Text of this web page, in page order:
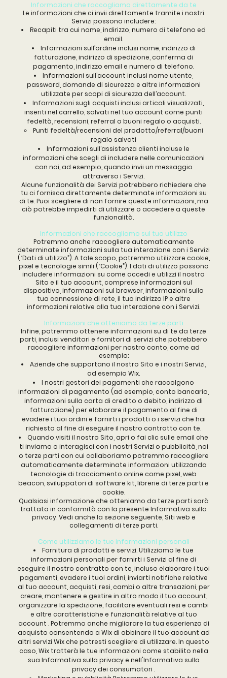
Informazioni che raccogliamo direttamente da te
Le informazioni che ci invii direttamente tramite i nostri
Servizi possono includere:
Recapiti tra cui nome, indirizzo, numero di telefono ed
email.
Informazioni sull’ordine inclusi nome, indirizzo di
fatturazione, indirizzo di spedizione, conferma di
pagamento, indirizzo email e numero di telefono.
Informazioni sull’account inclusi nome utente,
password, domande di sicurezza e altre informazioni
utilizzate per scopi di sicurezza dell’account.
Informazioni sugli acquisti inclusi articoli visualizzati,
inseriti nel carrello, salvati nel tuo account come punti
fedeltà, recensioni, referral o buoni regalo o acquisti.
Punti fedeltà/recensioni del prodotto/referral/buoni
regalo salvati
Informazioni sull’assistenza clienti incluse le
informazioni che scegli di includere nelle comunicazioni
con noi, ad esempio, quando invii un messaggio
attraverso i Servizi.
Alcune funzionalità dei Servizi potrebbero richiedere che
tu ci fornisca direttamente determinate informazioni su
di te. Puoi scegliere di non fornire queste informazioni, ma
ciò potrebbe impedirti di utilizzare o accedere a queste
funzionalità.
Informazioni che raccogliamo sul tuo utilizzo
Potremmo anche raccogliere automaticamente
determinate informazioni sulla tua interazione con i Servizi
(“Dati di utilizzo”). A tale scopo, potremmo utilizzare cookie,
pixel e tecnologie simili (“Cookie”). I dati di utilizzo possono
includere informazioni su come accedi e utilizzi il nostro
Sito e il tuo account, comprese informazioni sul
dispositivo, informazioni sul browser, informazioni sulla
tua connessione di rete, il tuo indirizzo IP e altre
informazioni relative alla tua interazione con i Servizi.
Informazioni che otteniamo da terze parti
Infine, potremmo ottenere informazioni su di te da terze
parti, inclusi venditori e fornitori di servizi che potrebbero
raccogliere informazioni per nostro conto, come ad
esempio:
Aziende che supportano il nostro Sito e i nostri Servizi,
ad esempio Wix.
I nostri gestori dei pagamenti che raccolgono
informazioni di pagamento (ad esempio, conto bancario,
informazioni sulla carta di credito o debito, indirizzo di
fatturazione) per elaborare il pagamento al fine di
evadere i tuoi ordini e fornirti i prodotti o i servizi che hai
richiesto al fine di eseguire il nostro contratto con te.
Quando visiti il nostro Sito, apri o fai clic sulle email che
ti inviamo o interagisci con i nostri Servizi o pubblicità, noi
o terze parti con cui collaboriamo potremmo raccogliere
automaticamente determinate informazioni utilizzando
tecnologie di tracciamento online come pixel, web
beacon, sviluppatori di software kit, librerie di terze parti e
cookie.
Qualsiasi informazione che otteniamo da terze parti sarà
trattata in conformità con la presente Informativa sulla
privacy. Vedi anche la sezione seguente, Siti web e
collegamenti di terze parti.
Come utilizziamo le tue informazioni personali
Fornitura di prodotti e servizi. Utilizziamo le tue
informazioni personali per fornirti i Servizi al fine di
eseguire il nostro contratto con te, incluso elaborare i tuoi
pagamenti, evadere i tuoi ordini, inviarti notifiche relative
al tuo account, acquisti, resi, cambi o altre transazioni, per
creare, mantenere e gestire in altro modo il tuo account,
organizzare la spedizione, facilitare eventuali resi e cambi
e altre caratteristiche e funzionalità relative al tuo
account . Potremmo anche migliorare la tua esperienza di
acquisto consentendo a Wix di abbinare il tuo account ad
altri servizi Wix che potresti scegliere di utilizzare. In questo
caso, Wix tratterà le tue informazioni come stabilito nella
sua Informativa sulla privacy e nell'Informativa sulla
privacy dei consumatori .